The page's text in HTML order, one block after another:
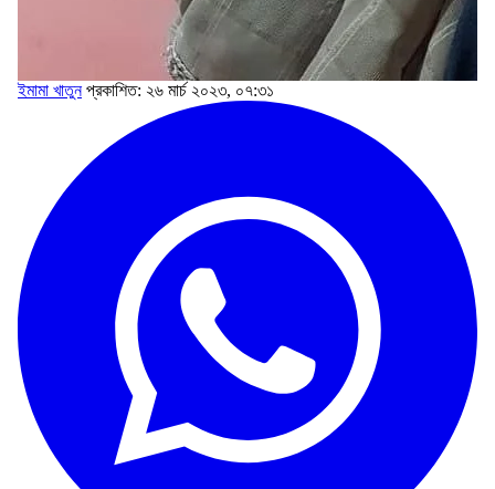
ইমামা খাতুন প্রকাশিত: ২৬ মার্চ ২০২৩, ০৭:৩১